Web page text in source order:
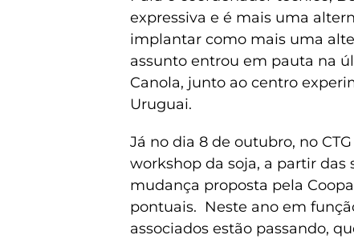
expressiva e é mais uma
implantar como mais uma
assunto entrou em pauta na
Canola, junto ao centro
Uruguai.
Já no dia 8 de outubro, no
workshop da soja, a partir
mudança proposta pela
pontuais. Neste ano em
associados estão passando,